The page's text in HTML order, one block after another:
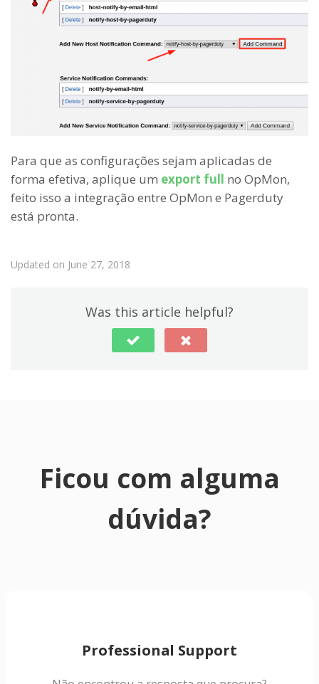
Para que as configurações sejam aplicadas de
forma efetiva, aplique um export full no OpMon,
feito isso a integração entre OpMon e Pagerduty
está pronta.
Updated on June 27, 2018
Was this article helpful?
Ficou com alguma
dúvida?
Professional Support